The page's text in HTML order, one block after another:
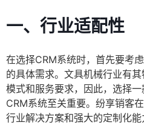
一、行业适配性
在选择CRM系统时，首先要考
的具体需求。文具机械行业有
模式和服务要求，因此，选择
CRM系统至关重要。纷享销客
行业解决方案和强大的定制化